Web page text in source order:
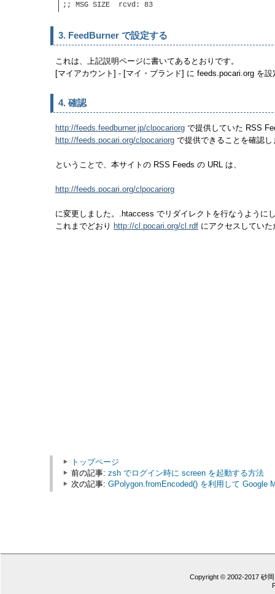
;; MSG SIZE rcvd: 83
3. FeedBurner で設定する
これは、上記説明ページに書いてあるとおりです。
[マイアカウント] - [マイ・ブランド] に feeds.pocari.org を設
4. 確認
http://feeds.feedburner.jp/clpocariorg で提供していた RSS
http://feeds.pocari.org/clpocariorg で提供できることを確認し
ということで、本サイトの RSS Feeds の URL は、
http://feeds.pocari.org/clpocariorg
に変更しました。.htaccess でリダイレクトを行なうように
これまでどおり
http://cl.pocari.org/cl.rdf にアクセスしてい
トップページ
前の記事: zsh でログイン時に screen を起動する方法
次の記事: GPolygon.fromEncoded() を利用して Google
Copyright © 2002-2017 砂